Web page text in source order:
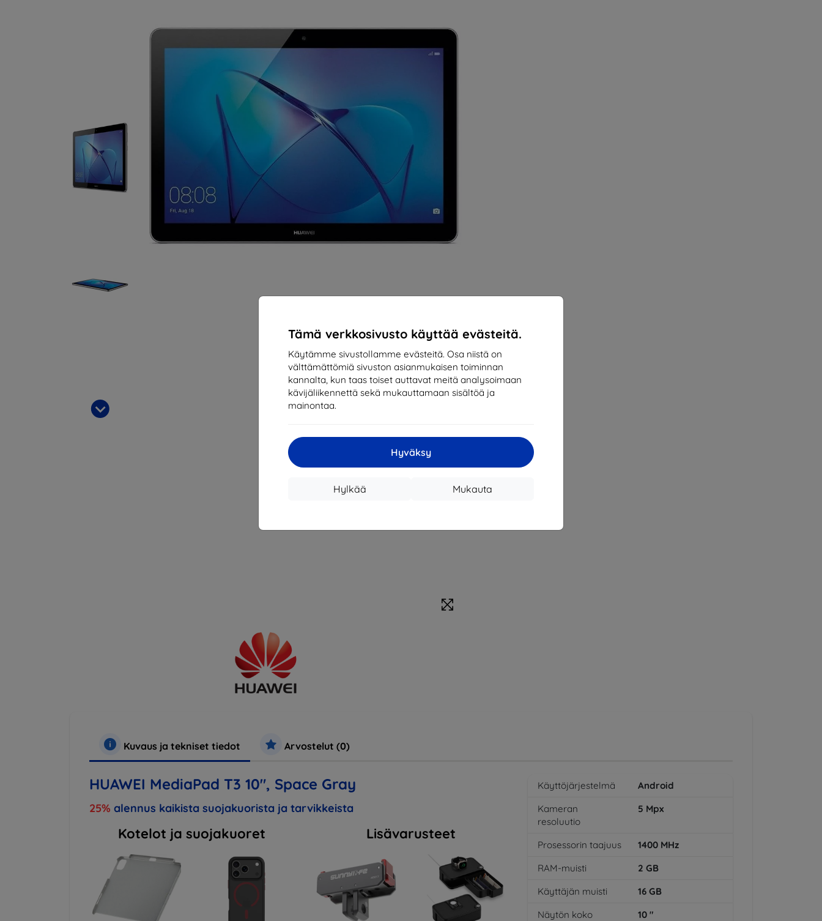
Tämä verkkosivusto käyttää evästeitä.
Käytämme sivustollamme evästeitä. Osa niistä on
välttämättömiä sivuston asianmukaisen toiminnan
kannalta, kun taas toiset auttavat meitä analysoimaan
kävijäliikennettä sekä mukauttamaan sisältöä ja
mainontaa.
Hyväksy
Mukauta
Hylkää
Kuvaus ja tekniset tiedot Arvostelut (0)
HUAWEI MediaPad T3 10", Space Gray
25% alennus kaikista suojakuorista ja tarvikkeista
Kotelot ja suojakuoret Lisävarusteet
Käyttöjärjestelmä
Android
Kameran
resoluutio
5 Mpx
Prosessorin taajuus 1400 MHz
RAM-muisti
2 GB
Käyttäjän muisti
16 GB
Näytön koko
10 "